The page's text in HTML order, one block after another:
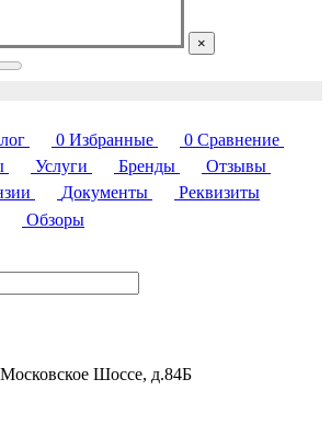
×
0 Избранные 0 Сравнение
Услуги Бренды
Отзывы
Документы Реквизиты
Обзоры
Шоссе, д.84Б